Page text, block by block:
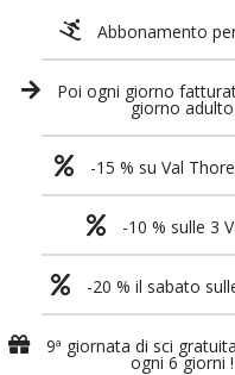
Abbonamento
Poi ogni giorno
giorno adulto
-15 % su Val
-10 % sulle 3
-20 % il sabato
9ª giornata di sci
ogni 6 giorni !